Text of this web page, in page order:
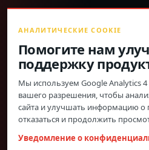
Точные продукты,
прямая глобальная
© 2026 Toway Technology (Shanghai)
защищены.
Конфиденциальность и файлы
С ДИЛЕРАМИ
АНАЛИТИЧЕСКИЕ COOKIE
Помогите нам
поддержку
Мы используем Google Analytics
вашего разрешения, чтобы
сайта и улучшать информацию о
отказаться и продолжить
Уведомление о